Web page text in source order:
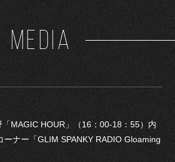
MEDIA
MAGIC HOUR」（16：00-18：55）内
ーナー「GLIM SPANKY RADIO Gloaming